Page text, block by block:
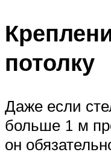
потолку
Даже если
больше 1 м
он